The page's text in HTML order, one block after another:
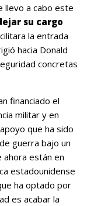
llevo a cabo este
su cargo
la entrada
hacia Donald
concretas
financiado el
militar y en
que ha sido
guerra bajo un
ahora están en
estadounidense
ha optado por
es acabar la